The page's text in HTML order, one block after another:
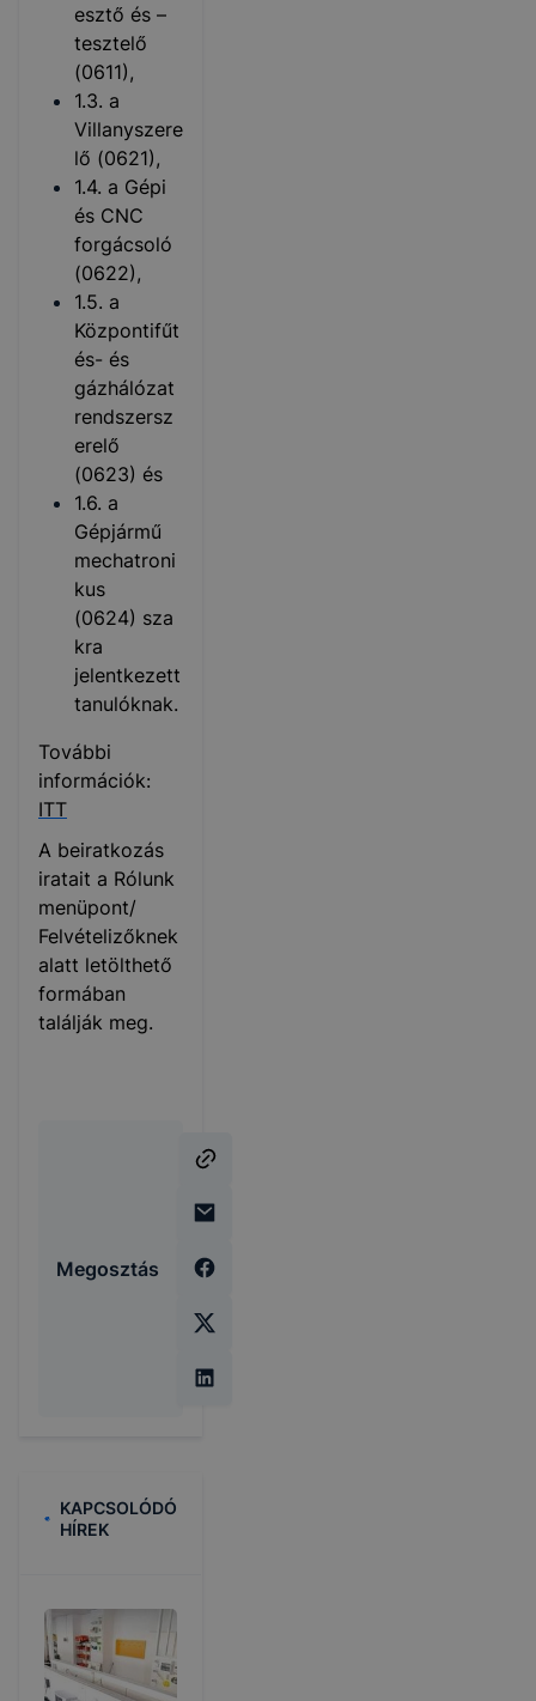
esztő és –
tesztelő
(0611),
1.3. a
Villanyszere
lő (0621),
1.4. a Gépi
és CNC
forgácsoló
(0622),
1.5. a
Központifűt
és- és
gázhálózat
rendszersz
erelő
(0623) és
1.6. a
Gépjármű
mechatroni
kus
(0624) sza
kra
jelentkezett
tanulóknak.
További
információk:
ITT
A beiratkozás
iratait a Rólunk
menüpont/
Felvételizőknek
alatt letölthető
formában
találják meg.
Megosztás
KAPCSOLÓDÓ
HÍREK